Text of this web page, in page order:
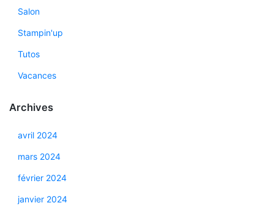
Salon
Stampin'up
Tutos
Vacances
Archives
avril 2024
mars 2024
février 2024
janvier 2024